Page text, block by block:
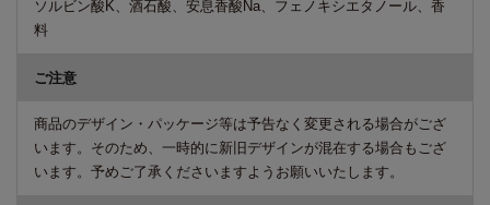
ソルビン酸K、酒石酸、安息香酸Na、フェノキシエタノール、香
料
ご注意
商品のデザイン・パッケージ等は予告なく変更される場合がござ
います。そのため、一時的に新旧デザインが混在する場合もござ
います。予めご了承くださいますようお願いいたします。